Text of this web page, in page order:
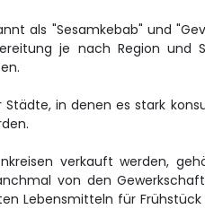
als "Sesamkebab" und
je nach Region und
in denen es stark
verkauft werden,
von den
Lebensmitteln für